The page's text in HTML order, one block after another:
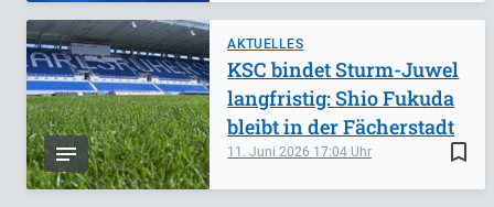
AKTUELLES
bookmark_border
11. Juni 2026 17:04
KSC bindet Sturm-Juwel
langfristig: Shio Fukuda
bleibt in der Fächerstadt